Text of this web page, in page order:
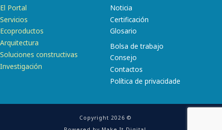
El Portal
Servicios
Ecoproductos
Arquitectura
Soluciones constructivas
Investigación
Noticia
Certificación
Glosario
Bolsa de trabajo
Consejo
Contactos
Política de privacidade
Copyright 2026 ©